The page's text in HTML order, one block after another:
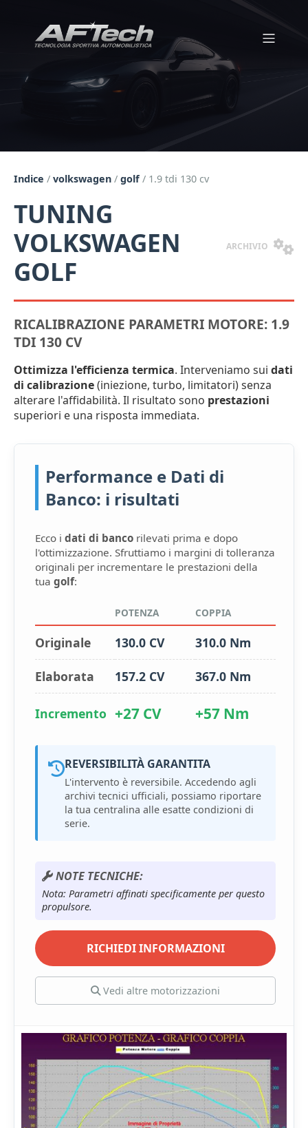
Indice / volkswagen / golf / 1.9 tdi 130 cv
TUNING
VOLKSWAGEN
GOLF
ARCHIVIO
RICALIBRAZIONE PARAMETRI MOTORE: 1.9
TDI 130 CV
Ottimizza l'efficienza termica. Interveniamo sui dati
di calibrazione(iniezione, turbo, limitatori) senza
alterare l'affidabilità. Il risultato sono prestazioni
superiori e una risposta immediata.
Performance e Dati di
Banco: i risultati
Ecco i dati di banco rilevati prima e dopo
l'ottimizzazione. Sfruttiamo i margini di tolleranza
originali per incrementare le prestazioni della
tua golf:
POTENZA COPPIA
Originale 130.0 CV 310.0 Nm
Elaborata 157.2 CV 367.0 Nm
Incremento +27 CV +57 Nm
REVERSIBILITÀ GARANTITA
L'intervento è reversibile. Accedendo agli
archivi tecnici ufficiali, possiamo riportare
la tua centralina alle esatte condizioni di
serie.
NOTE TECNICHE:
Nota: Parametri affinati specificamente per questo
propulsore.
RICHIEDI INFORMAZIONI
Vedi altre motorizzazioni